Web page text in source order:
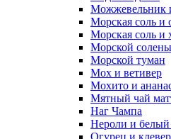
Можжевельник
Морская соль и
Морская соль и
Морской
Морской туман
Мох и ветивер
Мохито и
Мятный чай
Наг Чампа
Нероли и
Огурец и клевер